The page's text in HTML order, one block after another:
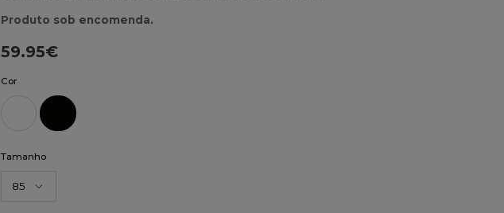
Produto sob encomenda.
59.95€
Cor
Tamanho
85